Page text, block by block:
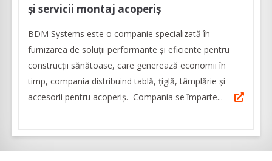
și servicii montaj acoperiș
BDM Systems este o companie specializată în
furnizarea de soluții performante și eficiente pentru
construcții sănătoase, care generează economii în
timp, compania distribuind tablă, țiglă, tâmplărie și
accesorii pentru acoperiș. Compania se împarte...